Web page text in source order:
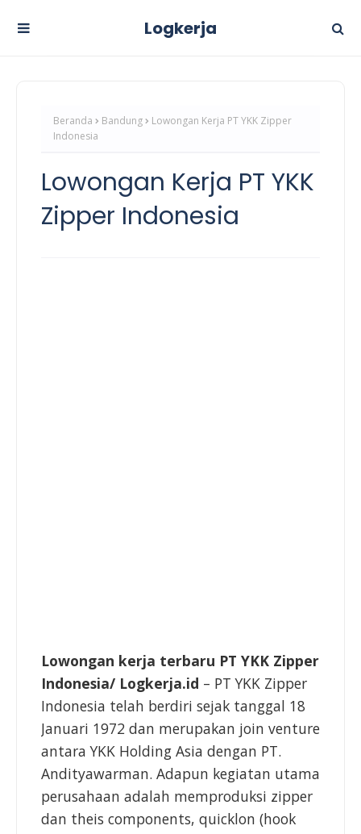
Logkerja
Beranda Bandung
Lowongan Kerja PT YKK Zipper
Indonesia
Lowongan Kerja PT YKK
Zipper Indonesia
Lowongan kerja terbaru PT YKK Zipper
Indonesia/ Logkerja.id – PT YKK Zipper
Indonesia telah berdiri sejak tanggal 18
Januari 1972 dan merupakan join venture
antara YKK Holding Asia dengan PT.
Andityawarman. Adapun kegiatan utama
perusahaan adalah memproduksi zipper
dan theis components, quicklon (hook